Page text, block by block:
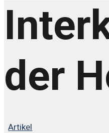
der
Artikel